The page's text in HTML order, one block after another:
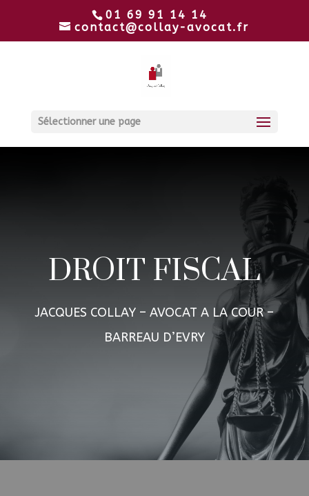
01 69 91 14 14
contact@collay-avocat.fr
Sélectionner une page
DROIT FISCAL
JACQUES COLLAY – AVOCAT A LA COUR –
BARREAU D’EVRY